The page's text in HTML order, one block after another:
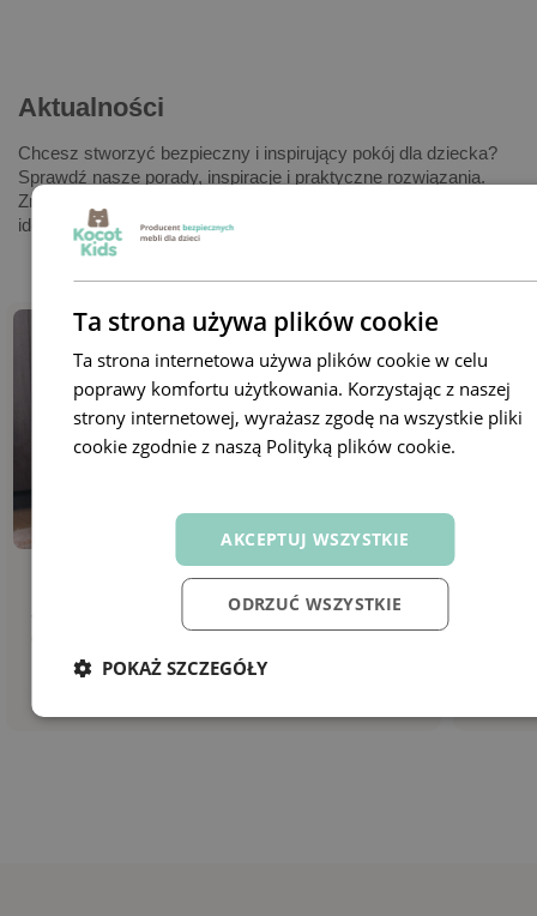
Aktualności
Chcesz stworzyć bezpieczny i inspirujący pokój dla dziecka?
Sprawdź nasze porady, inspiracje i praktyczne rozwiązania.
Znajdziesz tu wszystko, czego potrzebujesz, by urządzić
idealną przestrzeń dla swojej pociechy.
09 października 2024
Jak urządzić kącik relaksacyjny w pokoju
dziecka? 10 najważniejszych zasad
Ta strona używa plików cookie
Ta strona internetowa używa plików cookie w celu
poprawy komfortu użytkowania. Korzystając z naszej
strony internetowej, wyrażasz zgodę na wszystkie pliki
cookie zgodnie z naszą Polityką plików cookie.
AKCEPTUJ WSZYSTKIE
ODRZUĆ WSZYSTKIE
POKAŻ SZCZEGÓŁY